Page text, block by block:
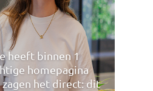
heeft binnen 1
homepagina
het direct: dit